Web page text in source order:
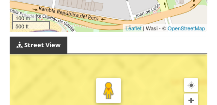
100 m
500 ft
Leaflet| Wasi - ©OpenStreetMap
Street View